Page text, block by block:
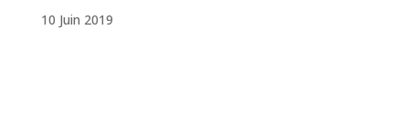
10 Juin 2019